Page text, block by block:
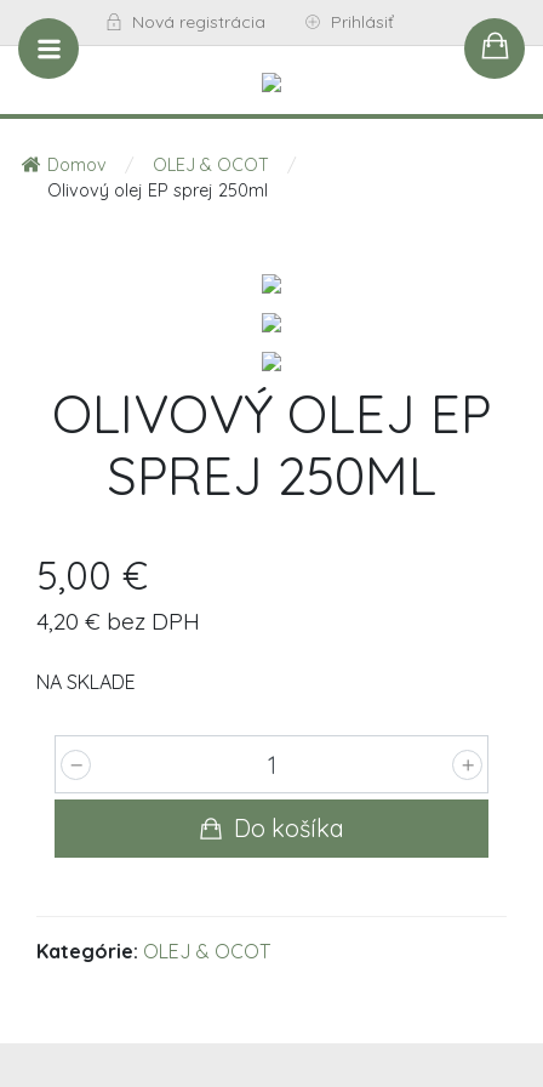
Nová registrácia Prihlásiť
Domov / OLEJ & OCOT
/
Olivový olej EP sprej 250ml
OLIVOVÝ OLEJ EP
SPREJ 250ML
5,00 €
4,20 € bez DPH
NA SKLADE
Do košíka
Kategórie: OLEJ & OCOT